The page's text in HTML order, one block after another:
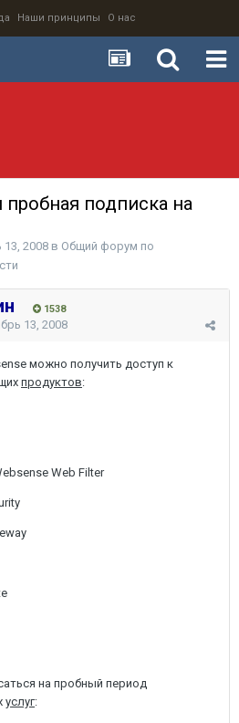
Наши принципы О нас
подписка на
13, 2008 в Общий форум по
1538
13, 2008
можно получить доступ к
продуктов:
Web Filter
на пробный период
услуг: